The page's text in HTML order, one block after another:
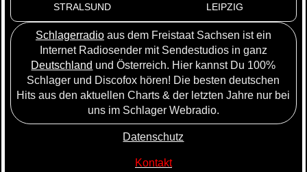
STRALSUND LEIPZIG
Schlagerradioaus dem Freistaat Sachsen ist ein
Internet Radiosender mit Sendestudios in ganz
Deutschland und Österreich. Hier kannst Du 100%
Schlager und Discofox hören! Die besten deutschen
Hits aus den aktuellen Charts & der letzten Jahre nur bei
uns im Schlager Webradio.
Datenschutz
Kontakt